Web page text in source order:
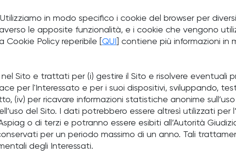
in modo specifico i cookie del browser per
le apposite funzionalità, e i cookie che vengono
Policy reperibile [ QUI
] contiene più informazioni in
Sito e trattati per (i) gestire il Sito e risolvere eventuali
per l'Interessato e per i suoi dispositivi, sviluppando,
(iv) per ricavare informazioni statistiche anonime
del Sito. I dati potrebbero essere altresì utilizzati per
o di terzi e potranno essere esibiti all’Autorità
per un periodo massimo di un anno. Tali
degli Interessati.